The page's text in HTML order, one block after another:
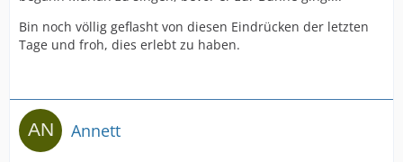
Bin noch völlig geflasht von diesen Eindrücken der letzten
Tage und froh, dies erlebt zu haben.
Annett